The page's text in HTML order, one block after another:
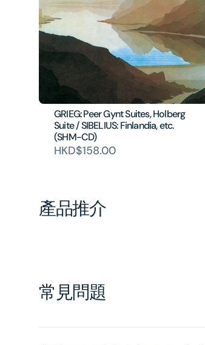
GRIEG: Peer Gynt Suites, Holberg
Suite / SIBELIUS: Finlandia, etc.
(SHM-CD)
HKD$158.00
產品推介
常見問題